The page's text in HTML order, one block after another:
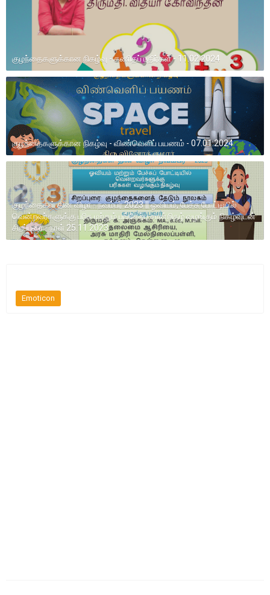
குழந்தைகளுக்கான நிகழ்வு - கணிதப் புதிர்கள் - 11.02.2024
குழந்தைகளுக்கான நிகழ்வு - விண்வெளிப் பயணம் - 07.01.2024
குழந்தைகள் தின விழா - நவம்பர் 2023 || ஓவியம், பேச்சு போட்டியில்
வென்றவர்களுக்கு பரிசு மற்றும் பங்கேற்பு சான்றிதழ் வழங்கும் நிகழ்வுடன்
சிறப்புரை - நாள் 25.11.2023
Emoticon